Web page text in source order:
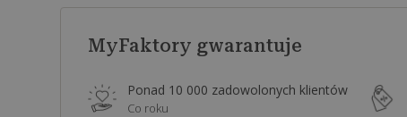
MyFaktory gwarantuje
Ponad 10 000 zadowolonych klientów
Co roku